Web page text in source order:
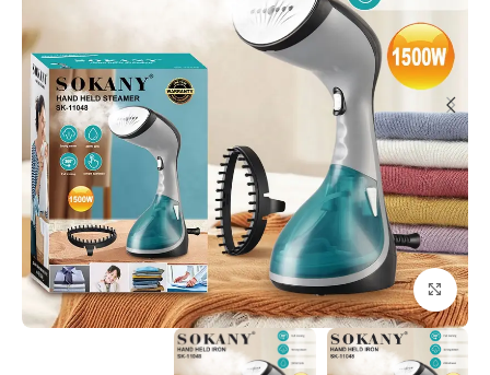
انقر للتكبير